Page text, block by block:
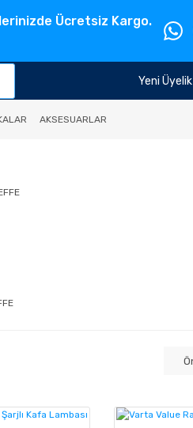
Ücretsiz Kargo.
Yeni Üyelik
AKSESUARLAR